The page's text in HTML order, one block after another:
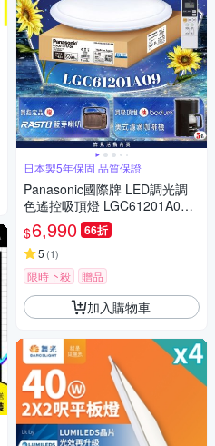
日本製5年保固 品質保證
Panasonic國際牌 LED調光調
色遙控吸頂燈 LGC61201A09
經典 42.5W 日本製
$6,990 66折
5 (1)
限時下殺 贈品
加入購物車